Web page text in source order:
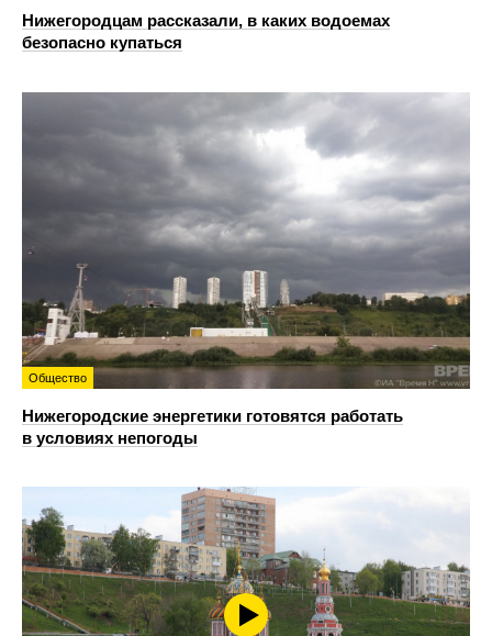
Нижегородцам рассказали, в каких водоемах
безопасно купаться
Общество
Нижегородские энергетики готовятся работать
в условиях непогоды